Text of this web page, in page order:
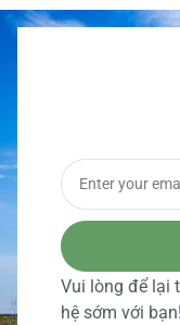
Vui lòng để lại
hệ sớm với bạn!